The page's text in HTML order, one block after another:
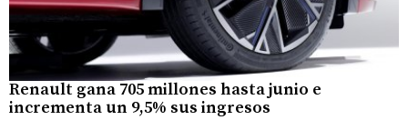
Renault gana 705 millones hasta junio e
incrementa un 9,5% sus ingresos